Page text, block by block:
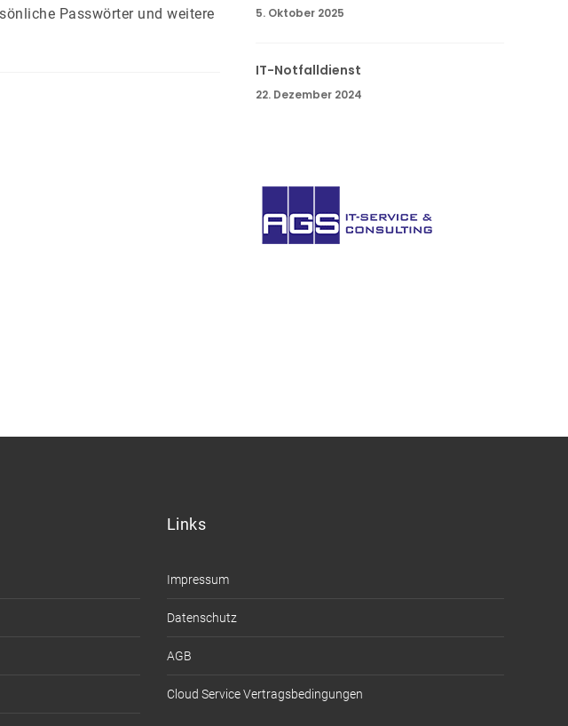
Passwörter und weitere
5. Oktober 2025
IT-Notfalldienst
22. Dezember 2024
Links
Impressum
Datenschutz
AGB
Cloud Service Vertragsbedingungen